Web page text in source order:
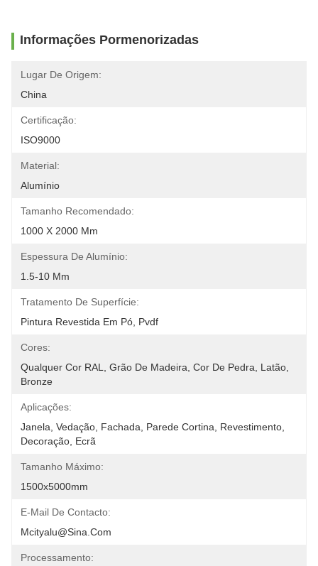
Informações Pormenorizadas
Lugar De Origem:
China
Certificação:
ISO9000
Material:
Alumínio
Tamanho Recomendado:
1000 X 2000 Mm
Espessura De Alumínio:
1.5-10 Mm
Tratamento De Superfície:
Pintura Revestida Em Pó, Pvdf
Cores:
Qualquer Cor RAL, Grão De Madeira, Cor De Pedra, Latão,
Bronze
Aplicações:
Janela, Vedação, Fachada, Parede Cortina, Revestimento,
Decoração, Ecrã
Tamanho Máximo:
1500x5000mm
E-Mail De Contacto:
Mcityalu@sina.com
Processamento: